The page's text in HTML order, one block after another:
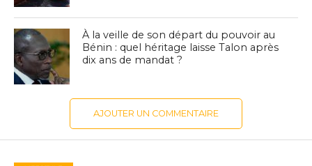
À la veille de son départ du pouvoir au
Bénin : quel héritage laisse Talon après
dix ans de mandat ?
AJOUTER UN COMMENTAIRE